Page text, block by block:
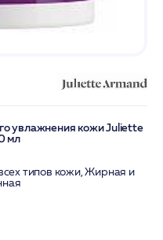
увлажнения кожи Juliette
мл
типов кожи, Жирная и